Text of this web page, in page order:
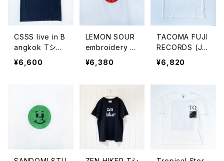
CSSS live in B
angkok Tシャ
ツ
¥6,600
LEMON SOUR
embroidery S
S Tシャツ
¥6,380
TACOMA FUJI
RECORDS (JU
RASSIC editio
¥6,820